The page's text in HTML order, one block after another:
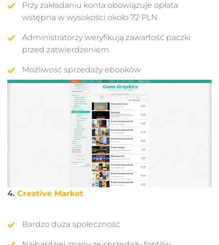
Przy zakładaniu konta obowiązuje opłata
wstępna w wysokości około 72 PLN
Administratorzy weryfikują zawartość paczki
przed zatwierdzeniem
Możliwość sprzedaży ebooków
4. Creative Market
Bardzo duża społeczność